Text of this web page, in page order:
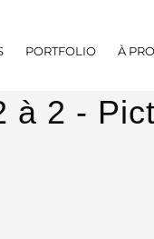
PORTFOLIO À
à 2 -